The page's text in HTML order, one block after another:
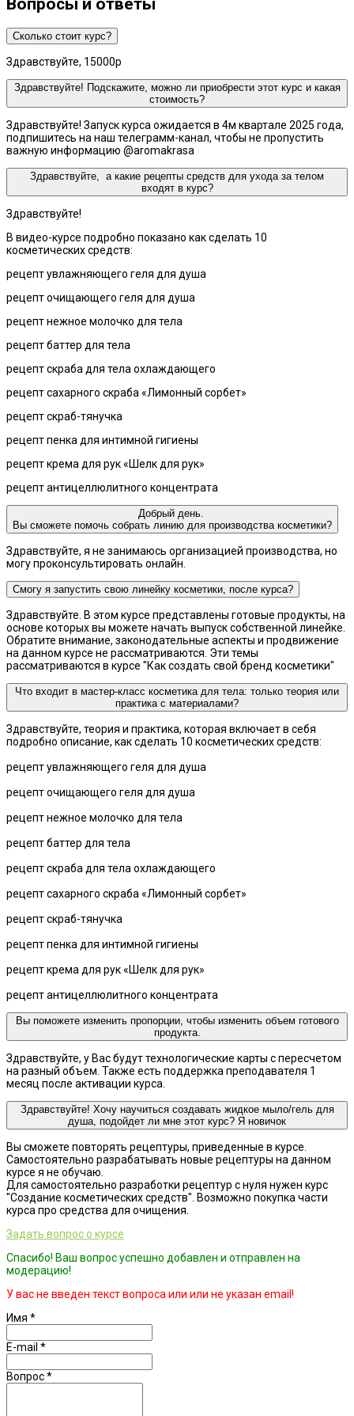
Вопросы и ответы
Сколько стоит курс?
Здравствуйте, 15000р
Здравствуйте! Подскажите, можно ли приобрести этот курс и какая
стоимость?
Здравствуйте! Запуск курса ожидается в 4м квартале 2025 года,
подпишитесь на наш телеграмм-канал, чтобы не пропустить
важную информацию @aromakrasa
Здравствуйте, а какие рецепты средств для ухода за телом
входят в курс?
Здравствуйте!
В видео-курсе подробно показано как сделать 10
косметических средств:
рецепт увлажняющего геля для душа
рецепт очищающего геля для душа
рецепт нежное молочко для тела
рецепт баттер для тела
рецепт скраба для тела охлаждающего
рецепт сахарного скраба «Лимонный сорбет»
рецепт скраб-тянучка
рецепт пенка для интимной гигиены
рецепт крема для рук «Шелк для рук»
рецепт антицеллюлитного концентрата
Добрый день.
Вы сможете помочь собрать линию для производства косметики?
Здравствуйте, я не занимаюсь организацией производства, но
могу проконсультировать онлайн.
Смогу я запустить свою линейку косметики, после курса?
Здравствуйте. В этом курсе представлены готовые продукты, на
основе которых вы можете начать выпуск собственной линейке.
Обратите внимание, законодательные аспекты и продвижение
на данном курсе не рассматриваются. Эти темы
рассматриваются в курсе "Как создать свой бренд косметики"
Что входит в мастер-класс косметика для тела: только теория или
практика с материалами?
Здравствуйте, теория и практика, которая включает в себя
подробно описание, как сделать 10 косметических средств:
рецепт увлажняющего геля для душа
рецепт очищающего геля для душа
рецепт нежное молочко для тела
рецепт баттер для тела
рецепт скраба для тела охлаждающего
рецепт сахарного скраба «Лимонный сорбет»
рецепт скраб-тянучка
рецепт пенка для интимной гигиены
рецепт крема для рук «Шелк для рук»
рецепт антицеллюлитного концентрата
Вы поможете изменить пропорции, чтобы изменить объем готового
продукта.
Здравствуйте, у Вас будут технологические карты с пересчетом
на разный объем. Также есть поддержка преподавателя 1
месяц после активации курса.
Здравствуйте! Хочу научиться создавать жидкое мыло/гель для
душа, подойдет ли мне этот курс? Я новичок
Вы сможете повторять рецептуры, приведенные в курсе.
Самостоятельно разрабатывать новые рецептуры на данном
курсе я не обучаю.
Для самостоятельно разработки рецептур с нуля нужен курс
"Создание косметических средств". Возможно покупка части
курса про средства для очищения.
Задать вопрос о курсе
Спасибо! Ваш вопрос успешно добавлен и отправлен на
модерацию!
У вас не введен текст вопроса или или не указан email!
Имя *
E-mail *
Вопрос*